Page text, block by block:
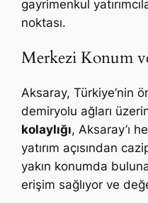
gayrimenkul
noktası.
Merkezi Konum
Aksaray, Türkiye’nin
demiryolu ağları
kolaylığı, Aksaray’ı
yatırım açısından
yakın konumda
erişim sağlıyor ve